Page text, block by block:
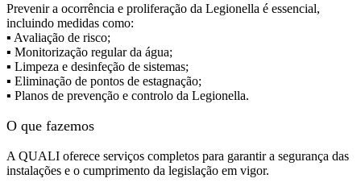
Prevenir a ocorrência e proliferação da Legionella é essencial,
incluindo medidas como:
▪ Avaliação de risco;
▪ Monitorização regular da água;
▪ Limpeza e desinfeção de sistemas;
▪ Eliminação de pontos de estagnação;
▪ Planos de prevenção e controlo da Legionella.
O que fazemos
A QUALI oferece serviços completos para garantir a segurança das
instalações e o cumprimento da legislação em vigor.